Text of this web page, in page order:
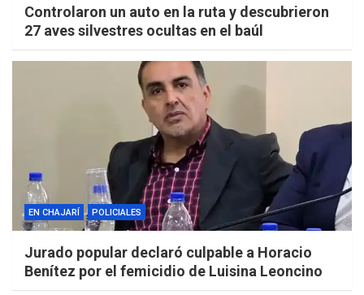
Controlaron un auto en la ruta y descubrieron
27 aves silvestres ocultas en el baúl
EN CHAJARÍ POLICIALES
Jurado popular declaró culpable a Horacio
Benítez por el femicidio de Luisina Leoncino